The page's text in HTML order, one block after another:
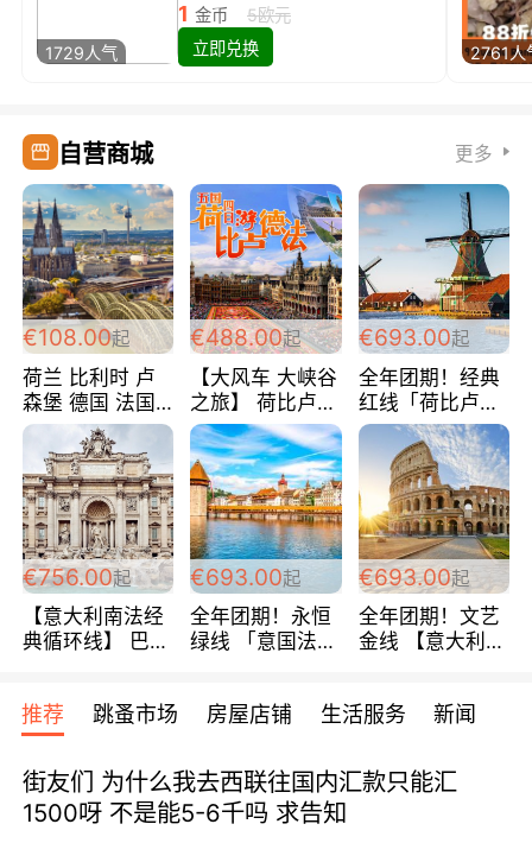
1729人气
1 金币
5欧元
立即兑换
2761人
自营商城 更多
€108.00起
荷兰 比利时 卢
森堡 德国 法国
超爽玩遍西欧 循
环线 全程四星宾
馆 108欧/人/天
€488.00起
【大风车 大峡谷
之旅】 荷比卢德
法 巴黎上下 经
典五国四日游
488欧/人
€693.00起
全年团期！经典
红线「荷比卢德
法」七天循环 五
国 仅售99欧/人/
天！巴黎上下！
包拼房~
€756.00起
【意大利南法经
典循环线】 巴黎
宾馆 108欧/天起
全程756欧/位
€693.00起
全年团期！永恒
绿线 「意国法
欧/天起 ~包拼房
€693.00起
全年团期！文艺
金线 【意大利一
每周铁发！
推荐 跳蚤市场 房屋店铺 生活服务 新闻
街友们 为什么我去西联往国内汇款只能汇
1500呀 不是能5-6千吗 求告知